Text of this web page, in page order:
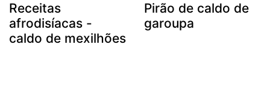
Receitas
afrodisíacas -
caldo de mexilhões
Pirão de caldo de
garoupa